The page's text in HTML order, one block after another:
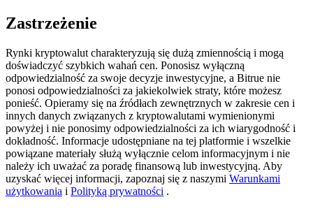
Exclusive for BitMart Users
Register & Trade to Win 500,000 USDT
Precious Metals Trading Carnival
Trade Gold & Silver · 33,333 USDT Bonus
Zastrzeżenie
Rynki kryptowalut charakteryzują się dużą zmiennością i mogą
doświadczyć szybkich wahań cen. Ponosisz wyłączną
odpowiedzialność za swoje decyzje inwestycyjne, a Bitrue nie
ponosi odpowiedzialności za jakiekolwiek straty, które możesz
ponieść. Opieramy się na źródłach zewnętrznych w zakresie cen i
innych danych związanych z kryptowalutami wymienionymi
powyżej i nie ponosimy odpowiedzialności za ich wiarygodność i
dokładność. Informacje udostępniane na tej platformie i wszelkie
powiązane materiały służą wyłącznie celom informacyjnym i nie
należy ich uważać za poradę finansową lub inwestycyjną. Aby
uzyskać więcej informacji, zapoznaj się z naszymi Warunkami
użytkowania i Polityką prywatności .